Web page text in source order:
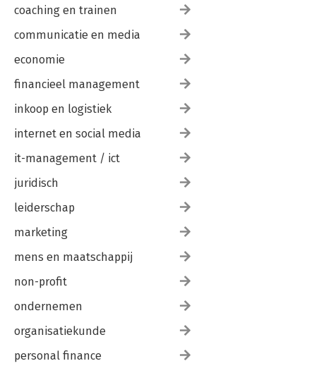
coaching en trainen
communicatie en media
economie
financieel management
inkoop en logistiek
internet en social media
it-management / ict
juridisch
leiderschap
marketing
mens en maatschappij
non-profit
ondernemen
organisatiekunde
personal finance